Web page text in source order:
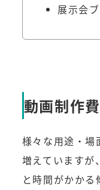
展示会
動画制作
様々な用途・場
増えていますが
と時間がかか